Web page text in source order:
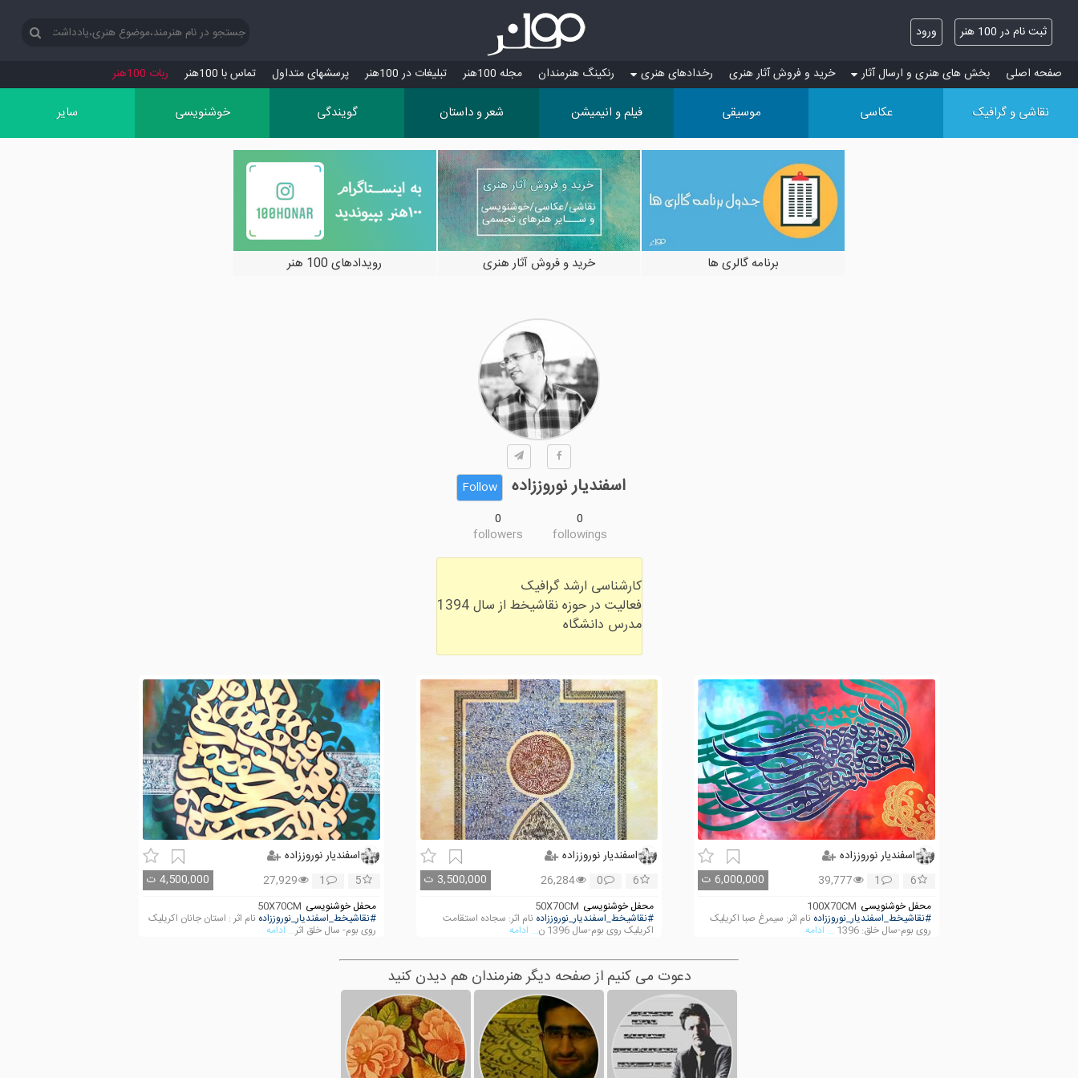
ثبت نام در 100 هنر ورود
صفحه اصلی بخش های هنری و ارسال آثار خرید و فروش آثار هنری رخدادهای هنری رنکینگ هنرمندان مجله 100هنر تبلیغات در 100هنر پرسش‏های متداول تماس با 100هنر ربات 100هنر
نقاشی و گرافیک عکاسی موسیقی فیلم و انیمیشن شعر و داستان گویندگی خوشنویسی سایر
رویدادهای 100 هنر خرید و فروش آثار هنری برنامه گالری ها
اسفندیار نوروززاده
Follow
0
followings
0
followers
اسفندیار نوروززاده
6,000,000 ت 6
1
39,777
محفل خوشنویسی 100X70CM
#نقاشیخط_اسفندیار_نوروززاده نام اثر: سیمرغ صبا اکریلیک
روی بوم-سال خلق: 1396 ... ادامه
اسفندیار نوروززاده
3,500,000 ت 6
0
26,284
محفل خوشنویسی 50X70CM
#نقاشیخط_اسفندیار_نوروززاده نام اثر: سجاده استقامت
اکریلیک روی بوم-سال 1396 ن ... ادامه
اسفندیار نوروززاده
4,500,000 ت 5
1
27,929
محفل خوشنویسی 50X70CM
#نقاشیخط_اسفندیار_نوروززاده نام اثر : استان جانان اکریلیک
روی بوم- سال خلق اثر... ادامه
دعوت می کنیم از صفحه دیگر هنرمندان هم دیدن کنید